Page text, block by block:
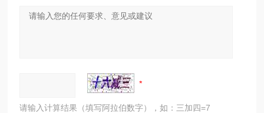
请输入计算结果（填写阿拉伯数字），如：三加四=7